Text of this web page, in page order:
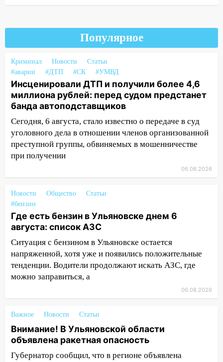
ДТП с мотоциклистом
жительницу Ульяновской области
19:14 Житель Ульяновской области
подвез троих незнакомцев на трассе и
заработал уголовное дело
18:14 Прогноз погоды на 6 августа в
Ульяновской области
18:00 Мотофристайл, рок и силовой
экстрим: в Ульяновске пройдет
17:30
Где есть бензин в Ульяновске 5
августа после рабочего дня: список АЗС
17:05 «Обыск» по видеосвязи: в
Ульяновске задержали 19-летнюю
сообщницу мошенников
16:12 Едва не перерезал горло: в
Вешкайме посиделки с судимым
знакомым закончились для женщины
16:06
18-летняя девушка без прав
перевернулась на мопеде и попала в
больницу
15:59 Ульяновец отдал более 14
Популярное
Криминал Новости
Статьи
#аварии
#ДТП #СК #УМВД
Инсценировали ДТП и получили более 4,6
миллиона рублей: перед судом предстанет
банда автоподставщиков
Сегодня, 6 августа, стало известно о передаче в суд
уголовного дела в отношении членов организованной
преступной группы, обвиняемых в мошенничестве
при получении
06.08.2026
Новости Общество
Статьи
#бензин
Где есть бензин в Ульяновске днем 6
августа: список АЗС
Ситуация с бензином в Ульяновске остается
напряженной, хотя уже и появились положительные
тенденции. Водители продолжают искать АЗС, где
можно заправиться, а
06.08.2026
Важное Новости Статьи
Внимание! В Ульяновской области
объявлена ракетная опасность
Губернатор сообщил, что в регионе объявлена